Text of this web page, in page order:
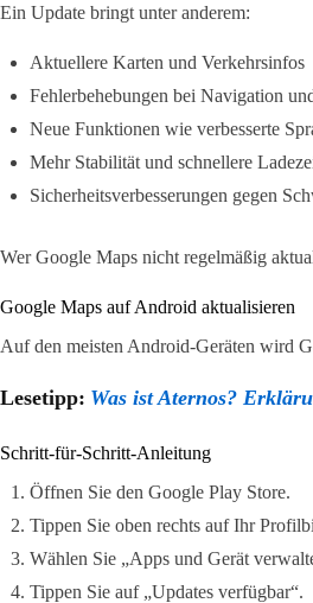
Ein Update bringt unter anderem:
Aktuellere Karten und Verkehrsinfos
Fehlerbehebungen bei Navigation
Neue Funktionen wie verbesserte
Mehr Stabilität und schnellere
Sicherheitsverbesserungen gegen
Wer Google Maps nicht regelmäßig
Google Maps auf Android aktualisieren
Auf den meisten Android-Geräten wird
Lesetipp: Was ist Aternos?
Schritt-für-Schritt-Anleitung
Öffnen Sie den Google Play Store.
Tippen Sie oben rechts auf Ihr
Wählen Sie „Apps und Gerät
Tippen Sie auf „Updates verfügbar“.